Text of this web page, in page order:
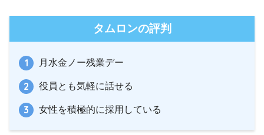
タムロンの評判
月水金ノー残業デー
役員とも気軽に話せる
女性を積極的に採用している